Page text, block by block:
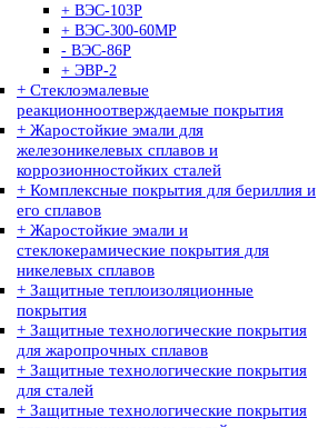
+ ВЭС-103Р
+ ВЭС-300-60МР
- ВЭС-86Р
+ ЭВР-2
+ Стеклоэмалевые
реакционноотверждаемые покрытия
+ Жаростойкие эмали для
железоникелевых сплавов и
коррозионностойких сталей
+ Комплексные покрытия для бериллия и
его сплавов
+ Жаростойкие эмали и
стеклокерамические покрытия для
никелевых сплавов
+ Защитные теплоизоляционные
покрытия
+ Защитные технологические покрытия
для жаропрочных сплавов
+ Защитные технологические покрытия
для сталей
+ Защитные технологические покрытия